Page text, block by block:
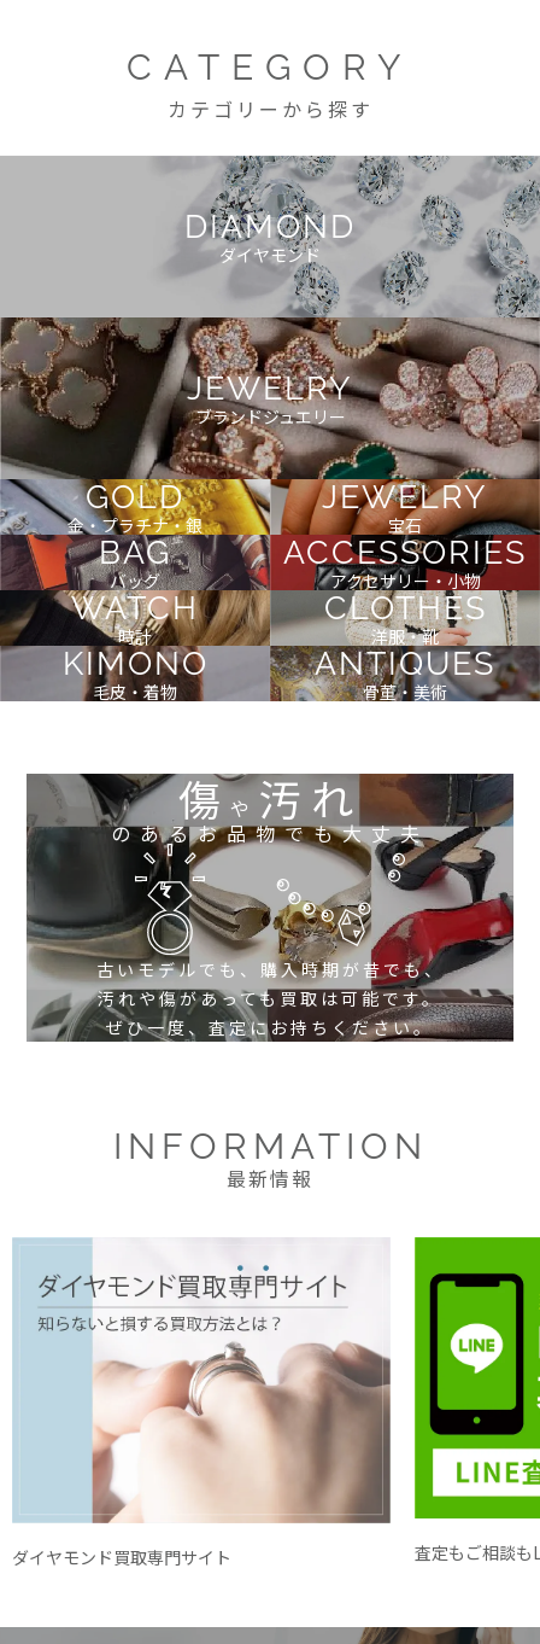
CATEGORY
カテゴリーから探す
DIAMOND
ダイヤモンド
JEWELRY
ブランドジュエリー
GOLD
金・プラチナ・銀
JEWELRY
宝石
BAG
バッグ
ACCESSORIES
アクセサリー・小物
WATCH
時計
CLOTHES
洋服・靴
KIMONO
毛皮・着物
ANTIQUES
骨董・美術
傷や 汚れ
のあるお品物でも大丈夫
古いモデルでも、購入時期が昔でも、
汚れや傷があっても買取は可能です。
ぜひ一度、査定にお持ちください。
INFORMATION
最新情報
ダイヤモンド買取専門サイト 査定もご相談も